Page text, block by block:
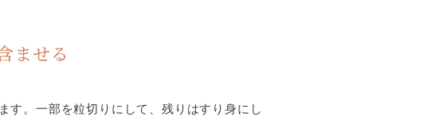
ませる
す。一部を粒切りにして、残りはすり身にし